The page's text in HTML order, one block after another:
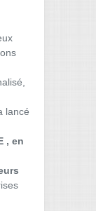
lancé
, en